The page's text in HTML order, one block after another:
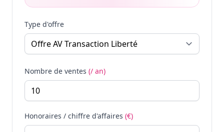
Type d'offre
Nombre de ventes (/ an)
Honoraires / chiffre d'affaires (€)